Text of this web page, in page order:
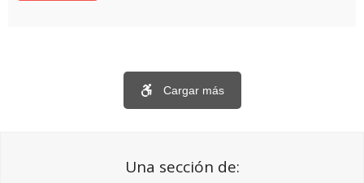
Cargar más
Una sección de: